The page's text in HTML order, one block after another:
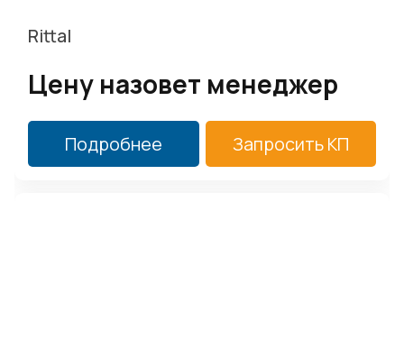
Rittal
Цену назовет менеджер
Подробнее Запросить КП